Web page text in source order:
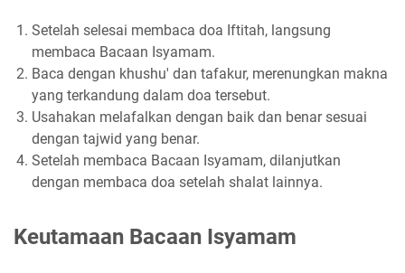
Setelah selesai membaca doa Iftitah, langsung
membaca Bacaan Isyamam.
Baca dengan khushu' dan tafakur, merenungkan makna
yang terkandung dalam doa tersebut.
Usahakan melafalkan dengan baik dan benar sesuai
dengan tajwid yang benar.
Setelah membaca Bacaan Isyamam, dilanjutkan
dengan membaca doa setelah shalat lainnya.
Keutamaan Bacaan Isyamam